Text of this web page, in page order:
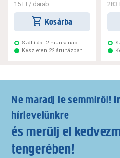
15 Ft / darab
Kosárba
Szállítás: 2 munkanap
Készleten 22 áruházban
283
Ne maradj le semmiről!
hírlevelünkre
és merülj el
tengerében!